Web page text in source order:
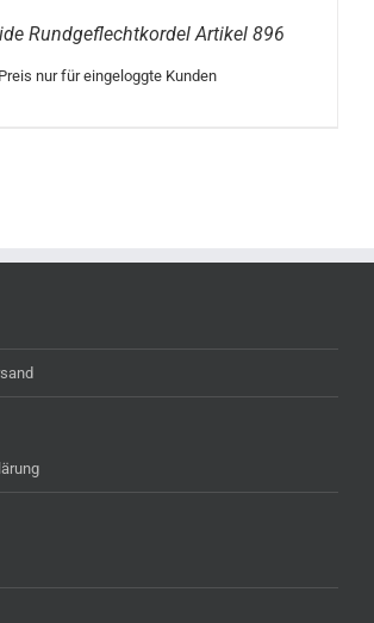
Rundgeflechtkordel Artikel 896
Preis nur für eingeloggte Kunden